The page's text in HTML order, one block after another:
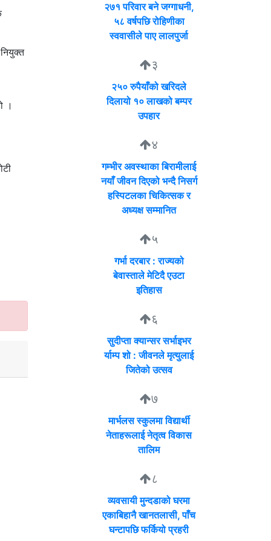
।
२७१ परिवार बने जग्गाधनी,
५८ वर्षपछि रोहिणीका
स्ववासीले पाए लालपुर्जा
३
२५० रुपैयाँको खरिदले
दिलायो १० लाखको बम्पर
उपहार
४
गम्भीर अवस्थाका बिरामीलाई
नयाँ जीवन दिएको भन्दै निसर्ग
हस्पिटलका चिकित्सक र
अध्यक्ष सम्मानित
५
गर्भा दरबार : राज्यको
बेवास्ताले मेटिदै एउटा
इतिहास
६
सुदीप्ता क्यान्सर सर्भाइभर
र्याम्प शो : जीवनले मृत्युलाई
जितेको उत्सव
७
मार्भलस स्कुलमा विद्यार्थी
नेताहरूलाई नेतृत्व विकास
तालिम
८
व्यवसायी मुन्दडाको घरमा
एकाबिहानै खानतलासी, पाँच
घन्टापछि फर्कियो प्रहरी